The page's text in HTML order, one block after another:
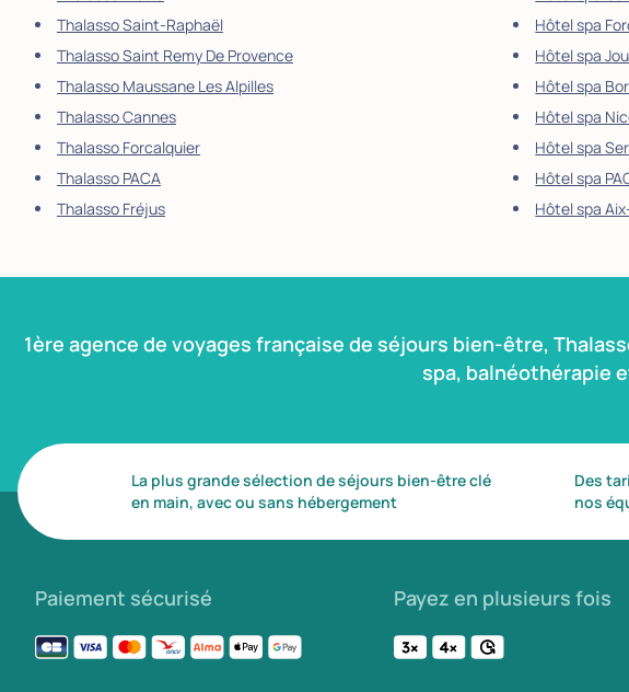
Thalasso Saint-Raphaël
Thalasso Saint Remy De Provence
Thalasso Maussane Les Alpilles
Thalasso Cannes
Thalasso Forcalquier
Thalasso PACA
Thalasso Fréjus
Hôtel spa
Hôtel spa
Hôtel spa
Hôtel spa
Hôtel spa
Hôtel spa
Hôtel spa
1ère agence de voyages française de séjours bien-être,
spa, balnéothérapie
La plus grande sélection de séjours bien-être clé
en main, avec ou sans hébergement
Des
nos
Paiement sécurisé Payez en plusieurs fois